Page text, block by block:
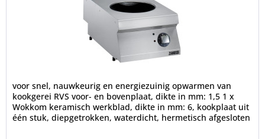
voor snel, nauwkeurig en energiezuinig opwarmen van
kookgerei RVS voor- en bovenplaat, dikte in mm: 1,5 1 x
Wokkom keramisch werkblad, dikte in mm: 6, kookplaat uit
één stuk, diepgetrokken, waterdicht, hermetisch afgesloten